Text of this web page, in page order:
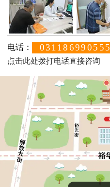
电话： 031186990555
点击此处拨打电话直接咨询